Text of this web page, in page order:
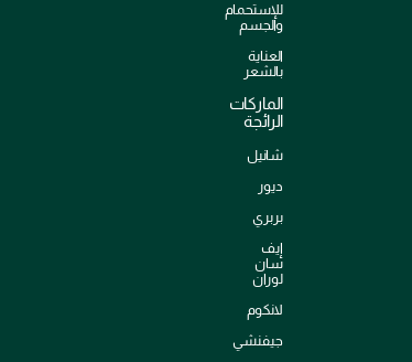
للإستحمام
والجسم
العناية
بالشعر
الماركات
الرائجة
شانيل
ديور
بربري
إيف
سان
لوران
لانكوم
جيفنشي